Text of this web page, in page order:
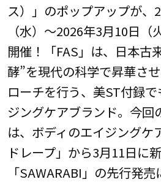
ス）」のポップアップが、
（水）～2026年3月10日
開催！「FAS」は、日本古
酵”を現代の科学で昇華さ
ローチを行う、美ST付録
ジングケアブランド。今回
は、ボディのエイジングケ
ドレープ」から3月11日に
「SAWARABI」の先行発